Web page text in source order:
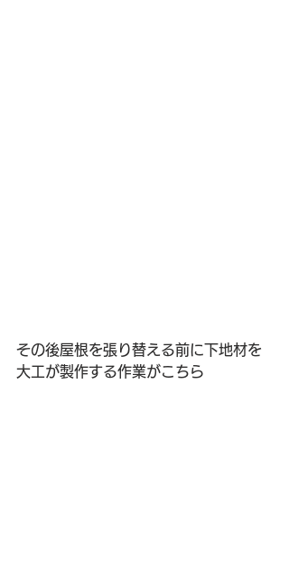
その後屋根を張り替える前に下地材を
大工が製作する作業がこちら